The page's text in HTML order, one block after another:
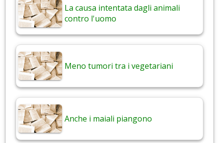
La causa intentata dagli animali
contro l'uomo
Meno tumori tra i vegetariani
Anche i maiali piangono